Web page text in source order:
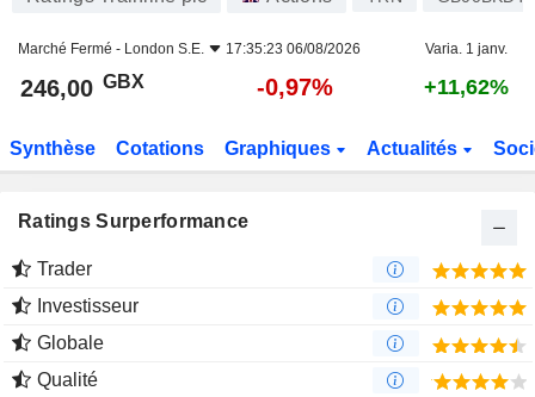
Marché Fermé - London S.E. 17:35:23 06/08/2026 Varia. 1 janv.
246,00 GBX -0,97% +11,62%
Synthèse Cotations Graphiques Actualités
Ratings Surperformance
Trader
Investisseur
Globale
Qualité